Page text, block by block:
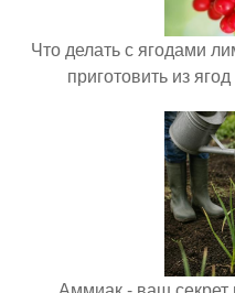
Что делать с ягодами
приготовить из